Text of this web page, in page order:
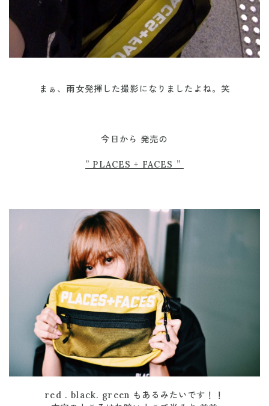
まぁ、雨女発揮した撮影になりましたよね。笑
今日から 発売の
” PLACES + FACES ”
red . black. green もあるみたいです！！